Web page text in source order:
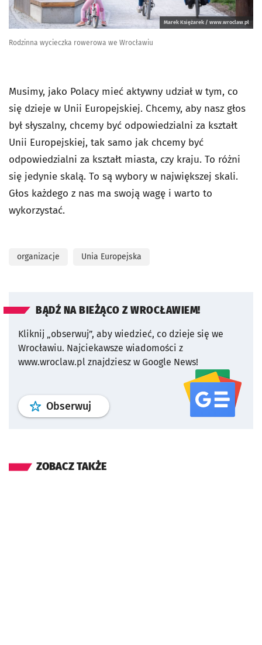
Marek Księżarek / www.wroclaw.pl
Rodzinna wycieczka rowerowa we Wrocławiu
Musimy, jako Polacy mieć aktywny udział w tym, co
się dzieje w Unii Europejskiej. Chcemy, aby nasz głos
był słyszalny, chcemy być odpowiedzialni za kształt
Unii Europejskiej, tak samo jak chcemy być
odpowiedzialni za kształt miasta, czy kraju. To różni
się jedynie skalą. To są wybory w największej skali.
Głos każdego z nas ma swoją wagę i warto to
wykorzystać.
organizacje Unia Europejska
BĄDŹ NA BIEŻĄCO Z WROCŁAWIEM!
Kliknij „obserwuj”, aby wiedzieć, co dzieje się we
Wrocławiu. Najciekawsze wiadomości z
www.wroclaw.pl znajdziesz w Google News!
Obserwuj profil serwisu
ZOBACZ TAKŻE